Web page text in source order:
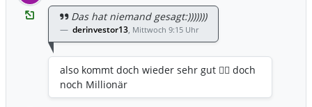
geduldig sein. Bohrlöcher dauern, kosten
Geld und die zugehörigen Anlagen
verschlingen viel Kapital. Alles braucht
seine Zeit! Also abwarten und nicht
meckern oder nicht investieren.
Das hat niemand gesagt:)))))))
derinvestor13, Mittwoch 9:15 Uhr
also kommt doch wieder sehr gut 👍🏻 doch
noch Millionär